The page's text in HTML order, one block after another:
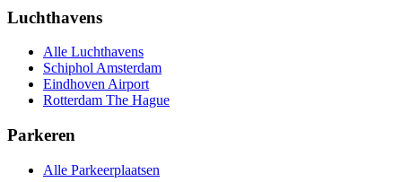
Luchthavens
Alle Luchthavens
Schiphol Amsterdam
Eindhoven Airport
Rotterdam The Hague
Parkeren
Alle Parkeerplaatsen